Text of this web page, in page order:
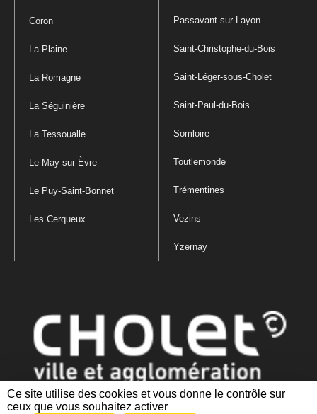
Ce site utilise des cookies et vous donne le contrôle sur
ceux que vous souhaitez activer
Coron
La Plaine
La Romagne
La Séguinière
La Tessoualle
Le May-sur-Èvre
Le Puy-Saint-Bonnet
Les Cerqueux
Passavant-sur-Layon
Saint-Christophe-du-Bois
Saint-Léger-sous-Cholet
Saint-Paul-du-Bois
Somloire
Toutlemonde
Trémentines
Vezins
Yzernay
Mentions légales|Politique de confidentialité